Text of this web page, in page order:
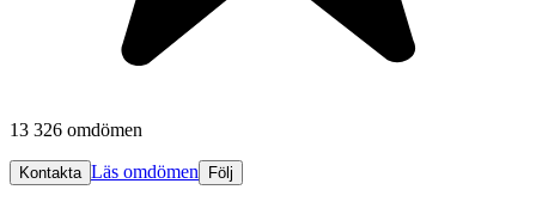
13 326 omdömen
Kontakta Läs omdömen Följ